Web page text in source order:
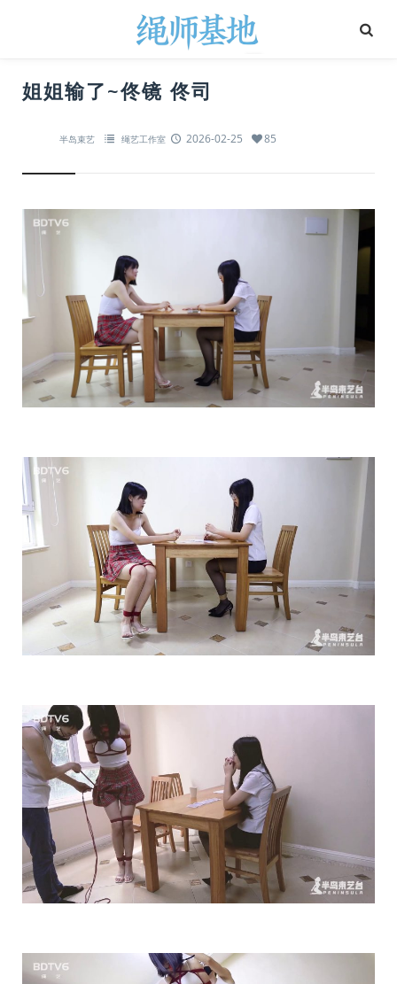
姐姐输了~佟镜 佟司
半岛束艺 绳艺工作室 2026-02-25 85